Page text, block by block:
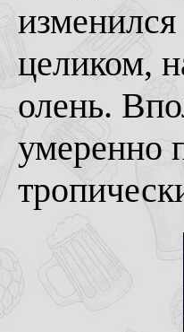
целиком,
олень.
умеренно